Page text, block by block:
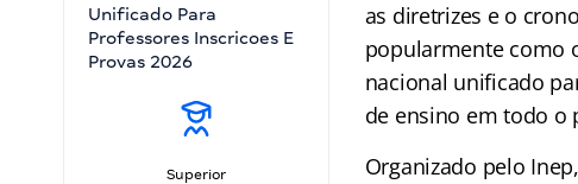
Unificado Para
Professores Inscricoes E
Provas 2026
Superior
as diretrizes e o
popularmente como
nacional unificado
de ensino em todo o
Organizado pelo